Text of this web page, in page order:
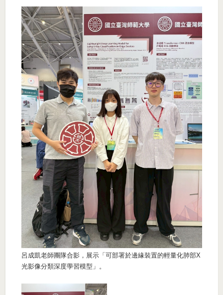
呂成凱老師團隊合影，展示「可部署於邊緣裝置的輕量化肺部X
光影像分類深度學習模型」。